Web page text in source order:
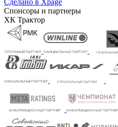
Спонсоры и партнеры
ХК Трактор